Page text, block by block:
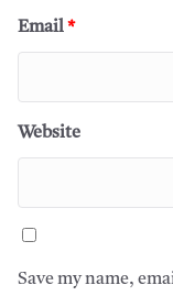
Email*
Website
Save my name,